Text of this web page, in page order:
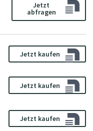
Jetzt
abfragen
Jetzt kaufen
Jetzt kaufen
Jetzt kaufen